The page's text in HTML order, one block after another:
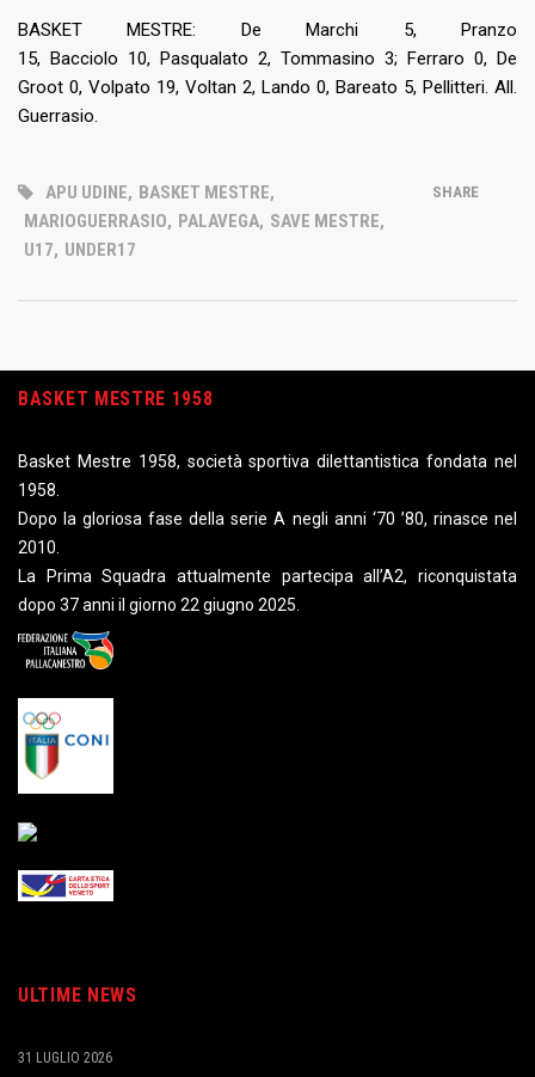
BASKET MESTRE: De Marchi 5, Pranzo
15, Bacciolo 10, Pasqualato 2, Tommasino 3; Ferraro 0, De
Groot 0, Volpato 19, Voltan 2, Lando 0, Bareato 5, Pellitteri. All.
Guerrasio.
APU UDINE, BASKET MESTRE,
MARIOGUERRASIO, PALAVEGA, SAVE MESTRE,
U17, UNDER17
SHARE
BASKET MESTRE 1958
Basket Mestre 1958, società sportiva dilettantistica fondata nel
1958.
Dopo la gloriosa fase della serie A negli anni ‘70 ’80, rinasce nel
2010.
La Prima Squadra attualmente partecipa all’A2, riconquistata
dopo 37 anni il giorno 22 giugno 2025.
ULTIME NEWS
31 LUGLIO 2026